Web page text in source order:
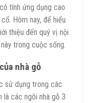
tính ứng dụng cao
Hôm nay, để hiểu
thiệu đến quý vị nội
trong cuộc sống.
nhà gỗ
sử dụng trong các
là các ngôi nhà gỗ 3